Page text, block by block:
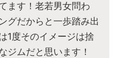
ます！老若男女問わ
グだからと一歩踏み出
1度そのイメージは捨
ジムだと思います！